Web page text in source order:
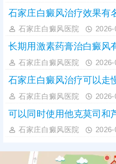
石家庄白癜风治疗效果有
石家庄白癜风医院 2026-
长期用激素药膏治白癜风
石家庄白癜风医院
石家庄白癜风治疗可以走
石家庄白癜风医院
可以同时使用他克莫司和
石家庄白癜风医院 2026-